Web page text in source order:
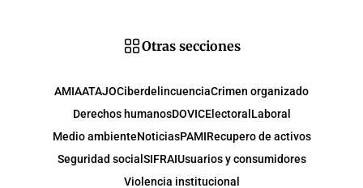
Otras secciones
AMIAATAJOCiberdelincuenciaCrimen organizado
Derechos humanosDOVICElectoral Laboral
Medio ambienteNoticiasPAMIRecupero de activos
Seguridad social SIFRAIUsuarios y consumidores
Violencia institucional